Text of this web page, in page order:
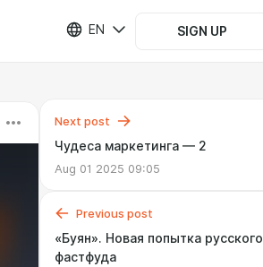
EN SIGN UP
Next post
Чудеса маркетинга — 2
Aug 01 2025 09:05
Previous post
«Буян». Новая попытка русского
фастфуда